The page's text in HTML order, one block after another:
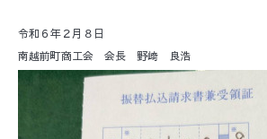
令和６年２月８日
南越前町商工会 会長 野﨑 良浩